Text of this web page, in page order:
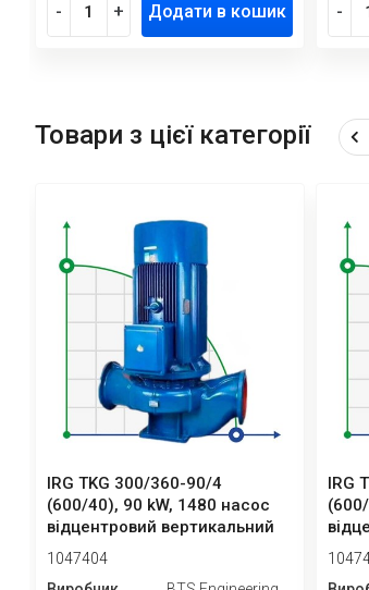
- + Додати в кошик -
Товари з цієї категорії
IRG TKG 300/360-90/4
(600/40), 90 kW, 1480 насос
відцентровий вертикальний
1047404
IRG